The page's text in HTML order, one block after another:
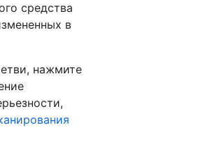
средства
в
нажмите